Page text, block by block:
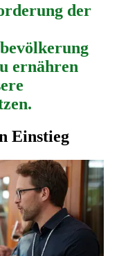
der
ernähren
.
Einstieg